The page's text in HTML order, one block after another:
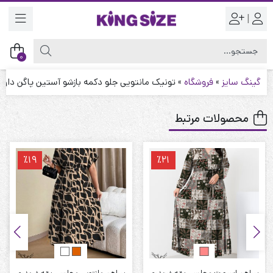
|
0
گینگ سایز »فروشگاه »تونیک مانتویی جلو دکمه بازشو آستین پاگن
محصولات مرتبط
٪21 ٪19